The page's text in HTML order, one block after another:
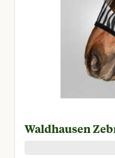
Waldhausen